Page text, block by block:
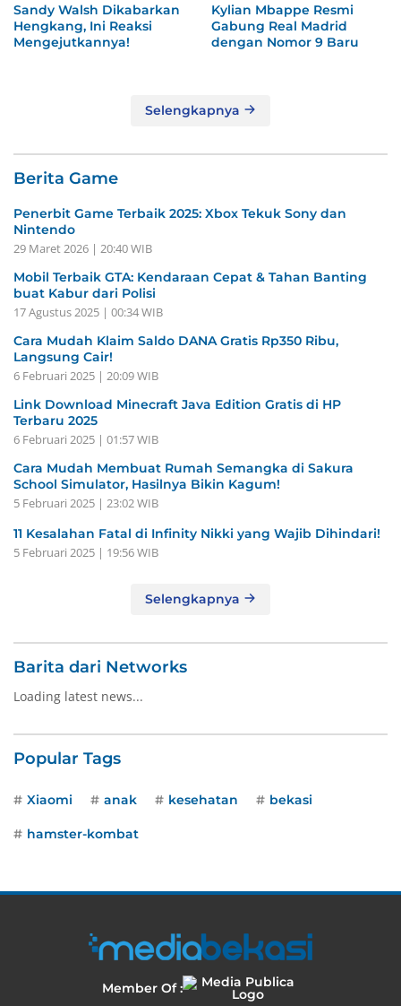
Sandy Walsh Dikabarkan
Hengkang, Ini Reaksi
Mengejutkannya!
Kylian Mbappe Resmi
Gabung Real Madrid
dengan Nomor 9 Baru
Selengkapnya
Berita Game
Penerbit Game Terbaik 2025: Xbox Tekuk Sony dan
Nintendo
29 Maret 2026 | 20:40 WIB
Mobil Terbaik GTA: Kendaraan Cepat & Tahan Banting
buat Kabur dari Polisi
17 Agustus 2025 | 00:34 WIB
Cara Mudah Klaim Saldo DANA Gratis Rp350 Ribu,
Langsung Cair!
6 Februari 2025 | 20:09 WIB
Link Download Minecraft Java Edition Gratis di HP
Terbaru 2025
6 Februari 2025 | 01:57 WIB
Cara Mudah Membuat Rumah Semangka di Sakura
School Simulator, Hasilnya Bikin Kagum!
5 Februari 2025 | 23:02 WIB
11 Kesalahan Fatal di Infinity Nikki yang Wajib Dihindari!
5 Februari 2025 | 19:56 WIB
Selengkapnya
Barita dari Networks
Loading latest news...
Popular Tags
Xiaomi anak kesehatan bekasi
hamster-kombat
Member Of :